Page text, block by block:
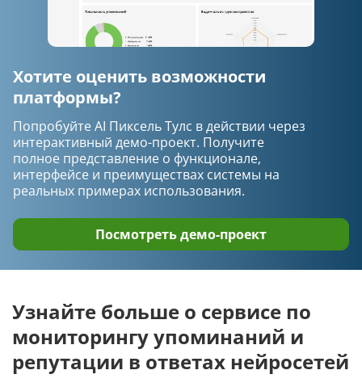
Комплексная проверка на фильтры Яндекса
Расширенная проверка на переоптимизацию
Дополнительные инструменты
Синтаксический разбор предложения
Работа со списками, столбцами и строками
Возможности
ChatGPT
DeepSeek
Gemini
Grok
Perplexity
Хотите оценить возможности
платформы?
Попробуйте AI Пиксель Тулс в действии через
интерактивный демо-проект. Получите
полное представление о функционале,
интерфейсе и преимуществах системы на
реальных примерах использования.
Посмотреть демо-проект
Узнайте больше о сервисе по
мониторингу упоминаний и
репутации в ответах нейросетей